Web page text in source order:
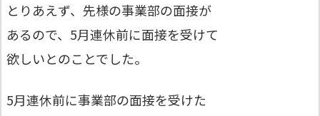
とりあえず、先様の事業部の面接が
あるので、5月連休前に面接を受けて
欲しいとのことでした。
5月連休前に事業部の面接を受けた